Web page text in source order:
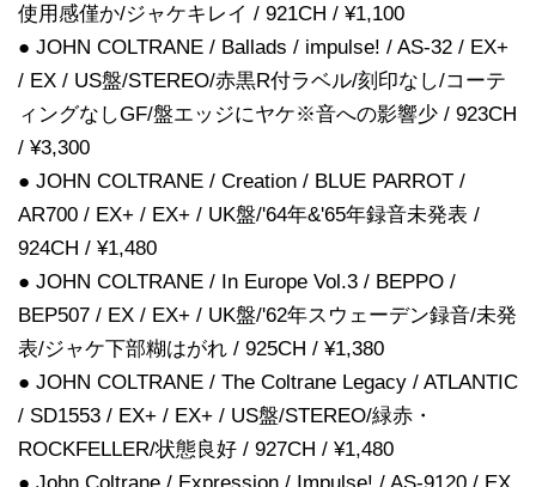
使用感僅か/ジャケキレイ / 921CH / ¥1,100
● JOHN COLTRANE / Ballads / impulse! / AS-32 / EX+
/ EX / US盤/STEREO/赤黒R付ラベル/刻印なし/コーテ
ィングなしGF/盤エッジにヤケ※音への影響少 / 923CH
/ ¥3,300
● JOHN COLTRANE / Creation / BLUE PARROT /
AR700 / EX+ / EX+ / UK盤/'64年&'65年録音未発表 /
924CH / ¥1,480
● JOHN COLTRANE / In Europe Vol.3 / BEPPO /
BEP507 / EX / EX+ / UK盤/'62年スウェーデン録音/未発
表/ジャケ下部糊はがれ / 925CH / ¥1,380
● JOHN COLTRANE / The Coltrane Legacy / ATLANTIC
/ SD1553 / EX+ / EX+ / US盤/STEREO/緑赤・
ROCKFELLER/状態良好 / 927CH / ¥1,480
● John Coltrane / Expression / Impulse! / AS-9120 / EX